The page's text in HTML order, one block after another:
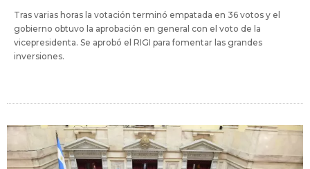
Tras varias horas la votación terminó empatada en 36 votos y el
gobierno obtuvo la aprobación en general con el voto de la
vicepresidenta. Se aprobó el RIGI para fomentar las grandes
inversiones.